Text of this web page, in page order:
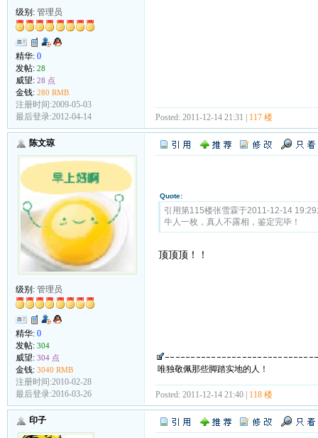
级别: 管理员
精华: 0
发帖: 28
威望: 28 点
金钱: 280 RMB
注册时间:2009-05-03
最后登录:2012-04-14
Posted: 2011-12-14 21:31 | 117 楼
陈文琼
级别: 管理员
精华: 0
发帖: 304
威望: 304 点
金钱: 3040 RMB
注册时间:2010-02-28
最后登录:2016-03-26
Quote:
引用第115楼张雪霖于2011-12-14
牛人一枚，真人不露相，鉴定完毕！
顶顶顶！！
唯独敬佩那些脚踏实地的人！
Posted: 2011-12-14 21:40 | 118 楼
印子